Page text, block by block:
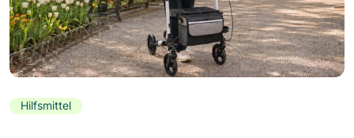
Hilfsmittel